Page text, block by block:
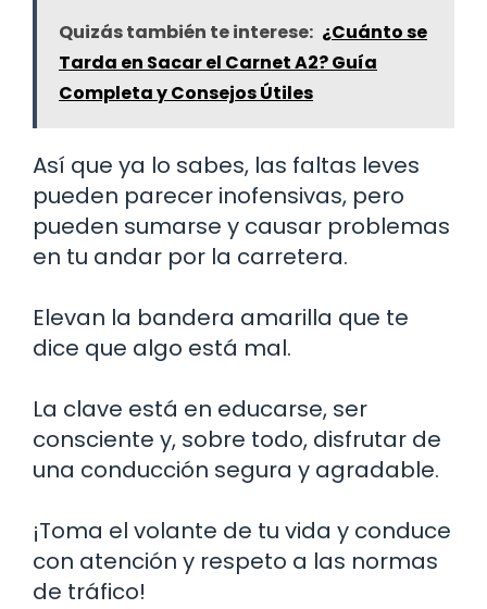
Quizás también te interese: ¿Cuánto se
Tarda en Sacar el Carnet A2? Guía
Completa y Consejos Útiles
Así que ya lo sabes, las faltas leves
pueden parecer inofensivas, pero
pueden sumarse y causar problemas
en tu andar por la carretera.
Elevan la bandera amarilla que te
dice que algo está mal.
La clave está en educarse, ser
consciente y, sobre todo, disfrutar de
una conducción segura y agradable.
¡Toma el volante de tu vida y conduce
con atención y respeto a las normas
de tráfico!